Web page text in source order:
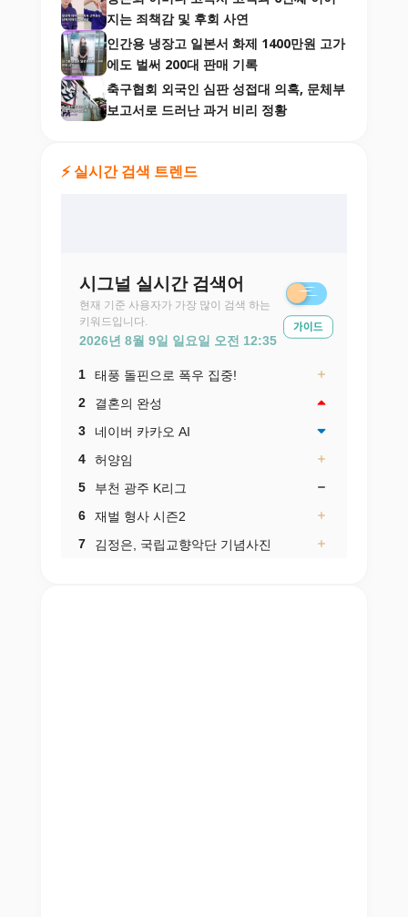
지는 죄책감 및 후회 사연
인간용 냉장고 일본서 화제 1400만원 고가
에도 벌써 200대 판매 기록
축구협회 외국인 심판 성접대 의혹, 문체부
보고서로 드러난 과거 비리 정황
⚡ 실시간 검색 트렌드